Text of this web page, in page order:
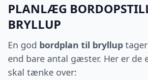
PLANLÆG
BRYLLUP
En god bordplan til bryllup
end bare antal gæster. Her er de
skal tænke over: